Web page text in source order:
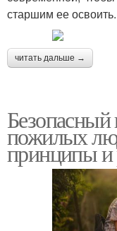
старшим ее освоить.
читать дальше →
Безопасный
пожилых
принципы и